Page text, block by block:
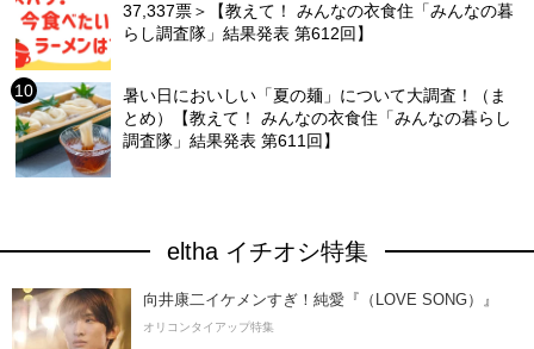
37,337票＞【教えて！ みんなの衣食住「みんなの暮
らし調査隊」結果発表 第612回】
暑い日においしい「夏の麺」について大調査！（ま
とめ）【教えて！ みんなの衣食住「みんなの暮らし
調査隊」結果発表 第611回】
eltha イチオシ特集
向井康二イケメンすぎ！純愛『（LOVE SONG）』
オリコンタイアップ特集